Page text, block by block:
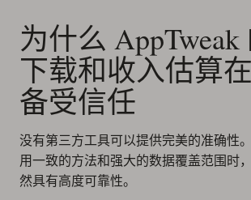
为什么 AppTweak
下载和收入估算
备受信任
没有第三方工具可以提供完美的准确性
用一致的方法和强大的数据覆盖范围时
然具有高度可靠性。